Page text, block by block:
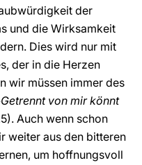
der
und die Wirksamkeit
Dies wird nur mit
der in die Herzen
wir müssen immer des
Getrennt von mir könnt
Auch wenn schon
weiter aus den bitteren
um hoffnungsvoll